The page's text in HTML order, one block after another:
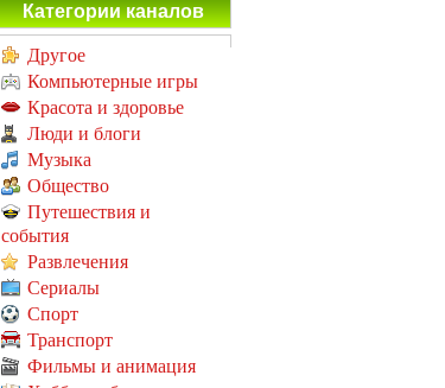
Категории каналов
Другое
Компьютерные игры
Красота и здоровье
Люди и блоги
Музыка
Общество
Путешествия и
события
Развлечения
Сериалы
Спорт
Транспорт
Фильмы и анимация